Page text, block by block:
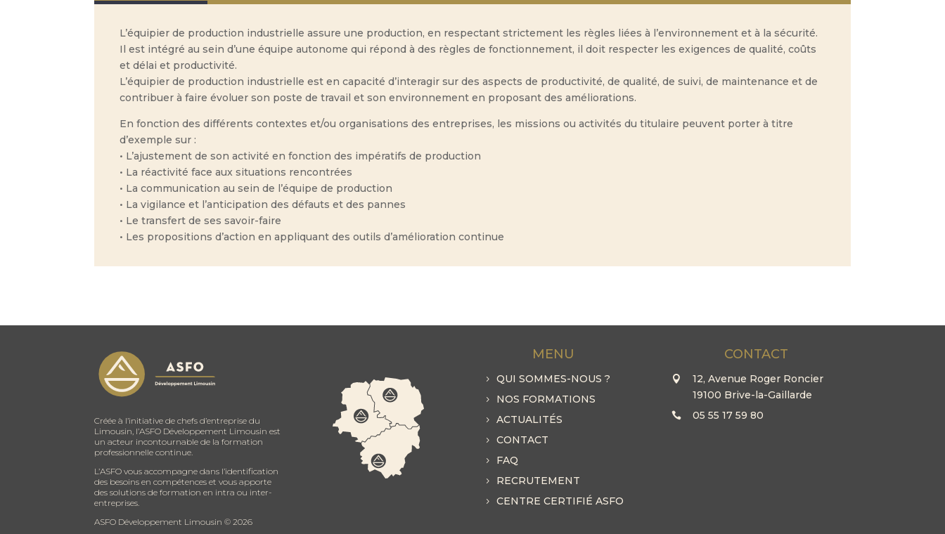
L’équipier de production industrielle assure une production, en respectant strictement les règles liées à l’environnement et à la sécurité.
Il est intégré au sein d’une équipe autonome qui répond à des règles de fonctionnement, il doit respecter les exigences de qualité, coûts
et délai et productivité.
L’équipier de production industrielle est en capacité d’interagir sur des aspects de productivité, de qualité, de suivi, de maintenance et de
contribuer à faire évoluer son poste de travail et son environnement en proposant des améliorations.
En fonction des différents contextes et/ou organisations des entreprises, les missions ou activités du titulaire peuvent porter à titre
d’exemple sur :
• L’ajustement de son activité en fonction des impératifs de production
• La réactivité face aux situations rencontrées
• La communication au sein de l’équipe de production
• La vigilance et l’anticipation des défauts et des pannes
• Le transfert de ses savoir-faire
• Les propositions d’action en appliquant des outils d’amélioration continue
Créée à l’initiative de chefs d’entreprise du
Limousin, l’ASFO Développement Limousin est
un acteur incontournable de la formation
professionnelle continue.
L’ASFO vous accompagne dans l’identification
des besoins en compétences et vous apporte
des solutions de formation en intra ou inter-
entreprises.
ASFO Développement Limousin ©2026
MENU
QUI SOMMES-NOUS ?
NOS FORMATIONS
ACTUALITÉS
CONTACT
FAQ
RECRUTEMENT
CENTRE CERTIFIÉ ASFO
CONTACT
12, Avenue Roger Roncier
19100 Brive-la-Gaillarde
05 55 17 59 80